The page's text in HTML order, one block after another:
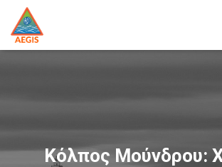
Κόλπος Μούνδρου: